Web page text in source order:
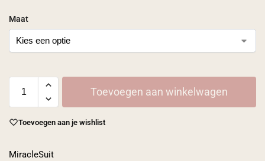
Maat
Toevoegen aan winkelwagen
Toevoegen aan je wishlist
MiracleSuit